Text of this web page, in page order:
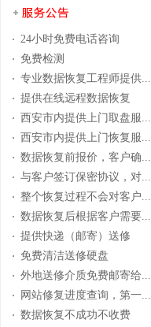
24小时免费电话咨询
免费检测
专业数据恢复工程师提供...
提供在线远程数据恢复
西安市内提供上门取盘服...
西安市内提供上门恢复服...
数据恢复前报价，客户确...
与客户签订保密协议，对...
整个恢复过程不会对客户...
数据恢复后根据客户需要...
提供快递（邮寄）送修
免费清洁送修硬盘
外地送修介质免费邮寄给...
网站修复进度查询，第一...
数据恢复不成功不收费